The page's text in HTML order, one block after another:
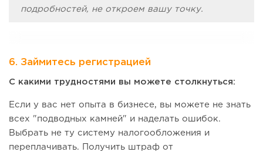
подробностей, не откроем вашу точку.
6. Займитесь регистрацией
С какими трудностями вы можете столкнуться:
Если у вас нет опыта в бизнесе, вы можете не знать
всех "подводных камней" и наделать ошибок.
Выбрать не ту систему налогообложения и
переплачивать. Получить штраф от